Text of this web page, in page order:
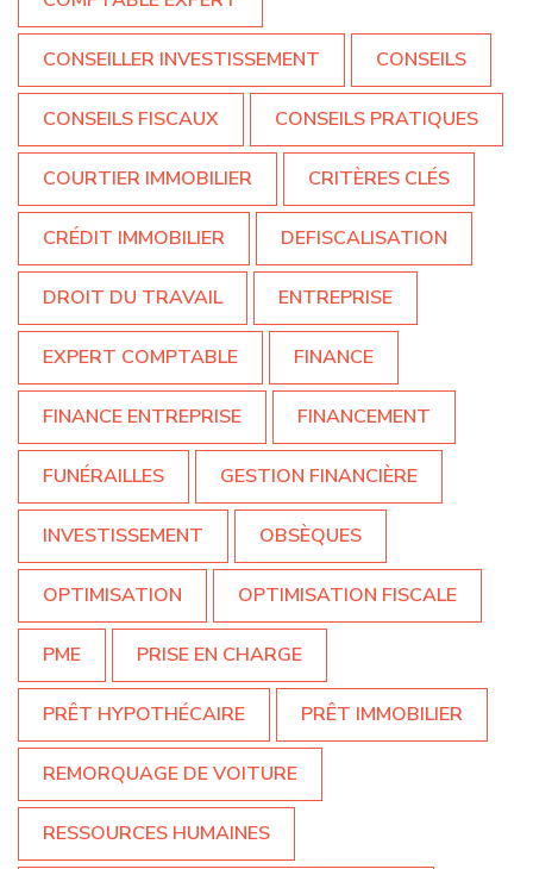
CONSEILLER INVESTISSEMENT CONSEILS
CONSEILS FISCAUX CONSEILS PRATIQUES
COURTIER IMMOBILIER CRITÈRES CLÉS
CRÉDIT IMMOBILIER DEFISCALISATION
DROIT DU TRAVAIL ENTREPRISE
EXPERT COMPTABLE FINANCE
FINANCE ENTREPRISE FINANCEMENT
FUNÉRAILLES GESTION FINANCIÈRE
INVESTISSEMENT OBSÈQUES
OPTIMISATION OPTIMISATION FISCALE
PME PRISE EN CHARGE
PRÊT HYPOTHÉCAIRE PRÊT IMMOBILIER
REMORQUAGE DE VOITURE
RESSOURCES HUMAINES